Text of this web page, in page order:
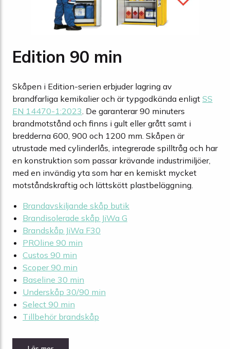
Edition 90 min
Skåpen i Edition-serien erbjuder lagring av
brandfarliga kemikalier och är typgodkända enligt SS
EN 14470-1:2023. De garanterar 90 minuters
brandmotstånd och finns i gult eller grått samt i
bredderna 600, 900 och 1200 mm. Skåpen är
utrustade med cylinderlås, integrerade spilltråg och har
en konstruktion som passar krävande industrimiljöer,
med en invändig yta som har en kemiskt mycket
motståndskraftig och lättskött plastbeläggning.
Brandavskiljande skåp butik
Brandisolerade skåp JiWa G
Brandskåp JiWa F30
PROline 90 min
Custos 90 min
Scoper 90 min
Baseline 30 min
Underskåp 30/90 min
Select 90 min
Tillbehör brandskåp